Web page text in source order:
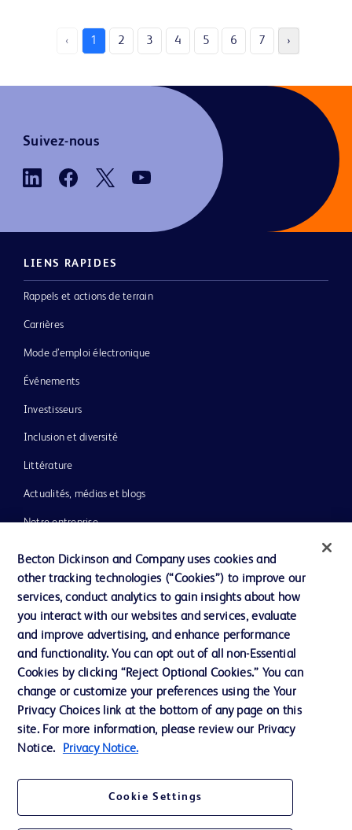
‹ 1 2 3 4 5 6 7 ›
Suivez-nous
LIENS RAPIDES
Rappels et actions de terrain
Carrières
Mode d’emploi électronique
Événements
Investisseurs
Inclusion et diversité
Littérature
Actualités, médias et blogs
Notre entreprise
Assistance
Nous contacter
Préférences en matière de cookies
Confidentialité
Conditions d’utilisation
Accessibilité du site Web
Becton Dickinson and Company uses cookies and
other tracking technologies (“Cookies”) to improve our
services, conduct analytics to gain insights about how
you interact with our websites and services, evaluate
and improve advertising, and enhance performance
and functionality. You can opt out of all non-Essential
Cookies by clicking “Reject Optional Cookies.” You can
change or customize your preferences using the Your
Privacy Choices link at the bottom of any page on this
site. For more information, please review our Privacy
Notice.
Privacy Notice.
Cookie Settings